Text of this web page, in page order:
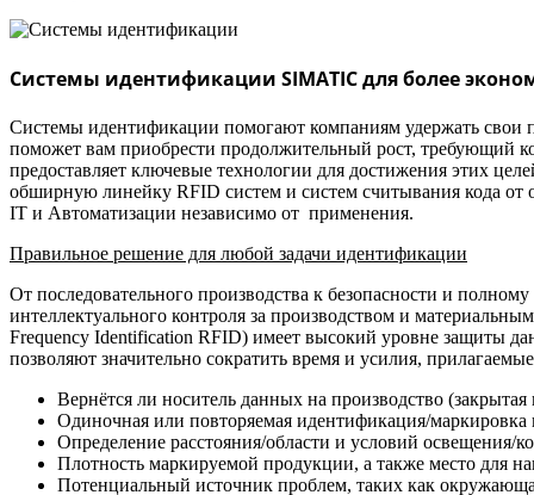
Системы идентификации SIMATIC для более
Системы идентификации помогают компаниям удержать свои
поможет вам приобрести продолжительный рост, требующий
предоставляет ключевые технологии для достижения этих
обширную линейку RFID систем и систем считывания кода
IT и Автоматизации независимо от применения.
Правильное решение для любой задачи идентификации
От последовательного производства к безопасности и
интеллектуального контроля за производством и
Frequency Identification RFID) имеет высокий уровне защиты
позволяют значительно сократить время и усилия,
Вернётся ли носитель данных на производство
Одиночная или повторяемая идентификация/маркировка
Определение расстояния/области и условий освещения/
Плотность маркируемой продукции, а также место для
Потенциальный источник проблем, таких как